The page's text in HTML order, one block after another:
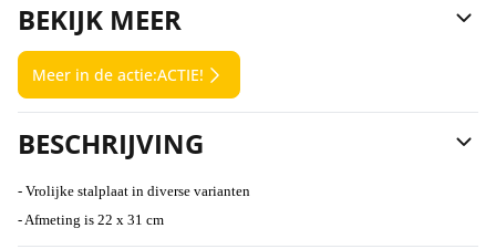
BEKIJK MEER
Meer in de actie:ACTIE!
BESCHRIJVING
- Vrolijke stalplaat in diverse varianten
- Afmeting is 22 x 31 cm